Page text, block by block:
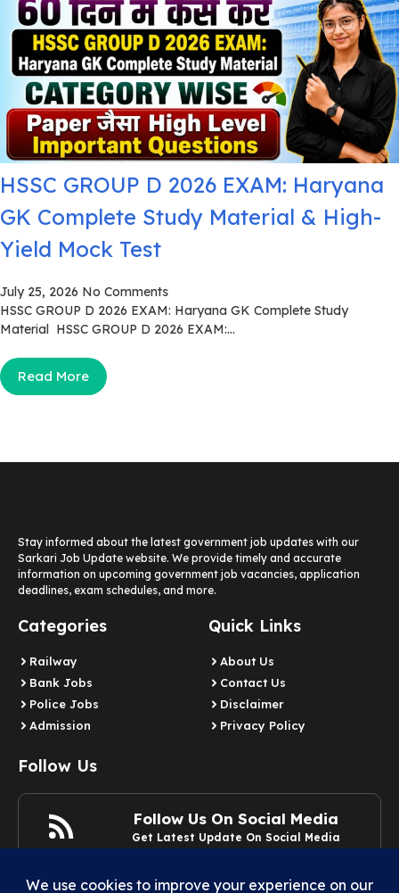
HSSC GROUP D 2026 EXAM: Haryana
GK Complete Study Material & High-
Yield Mock Test
July 25, 2026 No Comments
HSSC GROUP D 2026 EXAM: Haryana GK Complete Study
Material HSSC GROUP D 2026 EXAM:...
Read More
Stay informed about the latest government job updates with our
Sarkari Job Update website. We provide timely and accurate
information on upcoming government job vacancies, application
deadlines, exam schedules, and more.
Categories
Railway
Bank Jobs
Police Jobs
Admission
Quick Links
About Us
Contact Us
Disclaimer
Privacy Policy
Follow Us
Follow Us On Social Media
Get Latest Update On Social Media